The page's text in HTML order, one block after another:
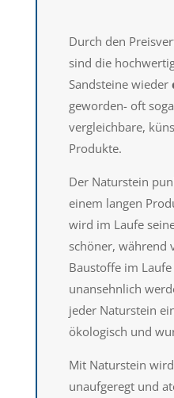
Durch den
sind die
Sandsteine wieder
geworden- oft
vergleichbare,
Produkte.
Der Naturstein
einem langen
wird im Laufe
schöner, während
Baustoffe im Laufe
unansehnlich
jeder Naturstein
ökologisch und
Mit Naturstein
unaufgeregt und